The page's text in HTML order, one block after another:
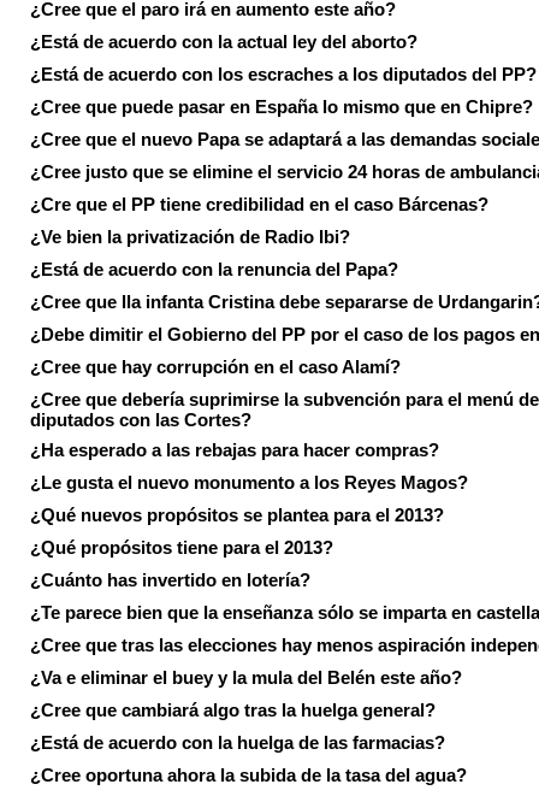
¿Cree que el paro irá en aumento este año?
¿Está de acuerdo con la actual ley del aborto?
¿Está de acuerdo con los escraches a los diputados del PP?
¿Cree que puede pasar en España lo mismo que en Chipre?
¿Cree que el nuevo Papa se adaptará a las demandas
¿Cree justo que se elimine el servicio 24 horas de
¿Cre que el PP tiene credibilidad en el caso Bárcenas?
¿Ve bien la privatización de Radio Ibi?
¿Está de acuerdo con la renuncia del Papa?
¿Cree que lla infanta Cristina debe separarse de
¿Debe dimitir el Gobierno del PP por el caso de los pagos
¿Cree que hay corrupción en el caso Alamí?
¿Cree que debería suprimirse la subvención para el menú
diputados con las Cortes?
¿Ha esperado a las rebajas para hacer compras?
¿Le gusta el nuevo monumento a los Reyes Magos?
¿Qué nuevos propósitos se plantea para el 2013?
¿Qué propósitos tiene para el 2013?
¿Cuánto has invertido en lotería?
¿Te parece bien que la enseñanza sólo se imparta en
¿Cree que tras las elecciones hay menos aspiración
¿Va e eliminar el buey y la mula del Belén este año?
¿Cree que cambiará algo tras la huelga general?
¿Está de acuerdo con la huelga de las farmacias?
¿Cree oportuna ahora la subida de la tasa del agua?